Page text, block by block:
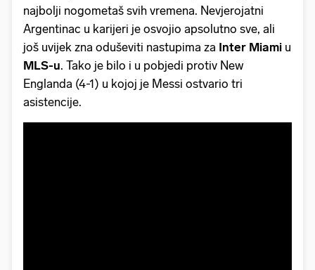
najbolji nogometaš svih vremena. Nevjerojatni
Argentinac u karijeri je osvojio apsolutno sve, ali
još uvijek zna oduševiti nastupima za Inter Miami u
MLS-u. Tako je bilo i u pobjedi protiv New
Englanda (4-1) u kojoj je Messi ostvario tri
asistencije.